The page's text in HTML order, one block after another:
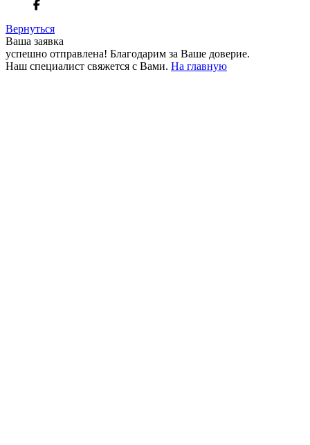
Вернуться
Ваша заявка
успешно отправлена! Благодарим за Ваше доверие.
Наш специалист свяжется с Вами. На главную